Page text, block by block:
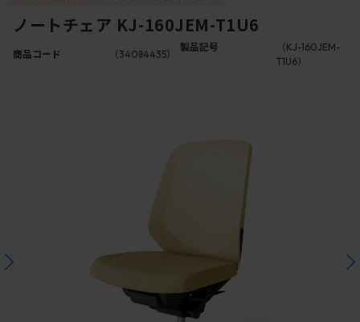
ノートチェア KJ-160JEM-T1U6
商品コード （34084435）
製品記号
（KJ-160JEM-
T1U6）